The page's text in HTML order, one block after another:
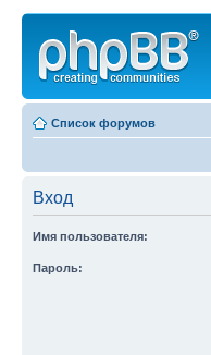
Список форумов
Вход
Имя пользователя:
Пароль: